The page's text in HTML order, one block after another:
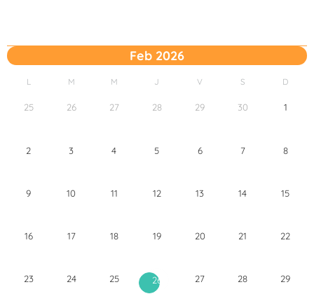
Feb 2026
L M M J V S D
25 26 27 28 29 30 1
2 3 4 5 6 7 8
9 10 11 12 13 14 15
16 17 18 19 20 21 22
23 24 25 26 27 28 29